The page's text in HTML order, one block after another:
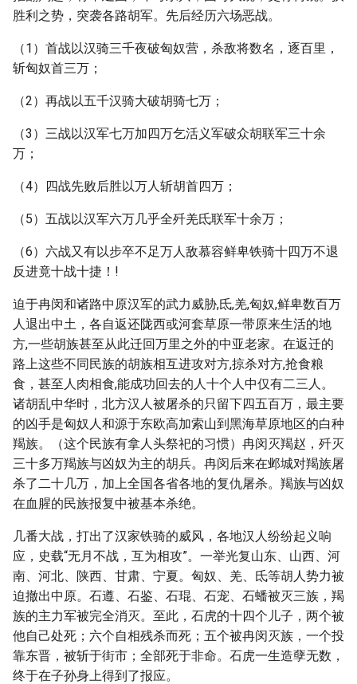
胜利之势，突袭各路胡军。先后经历六场恶战。
（1）首战以汉骑三千夜破匈奴营，杀敌将数名，逐百里，
斩匈奴首三万；
（2）再战以五千汉骑大破胡骑七万；
（3）三战以汉军七万加四万乞活义军破众胡联军三十余
万；
（4）四战先败后胜以万人斩胡首四万；
（5）五战以汉军六万几乎全歼羌氐联军十余万；
（6）六战又有以步卒不足万人敌慕容鲜卑铁骑十四万不退
反进竟十战十捷！!
迫于冉闵和诸路中原汉军的武力威胁,氐,羌,匈奴,鲜卑数百万
人退出中土，各自返还陇西或河套草原一带原来生活的地
方,一些胡族甚至从此迁回万里之外的中亚老家。在返迁的
路上这些不同民族的胡族相互进攻对方,掠杀对方,抢食粮
食，甚至人肉相食,能成功回去的人十个人中仅有二三人。
诸胡乱中华时，北方汉人被屠杀的只留下四五百万，最主要
的凶手是匈奴人和源于东欧高加索山到黑海草原地区的白种
羯族。（这个民族有拿人头祭祀的习惯）冉闵灭羯赵，歼灭
三十多万羯族与凶奴为主的胡兵。冉闵后来在邺城对羯族屠
杀了二十几万，加上全国各省各地的复仇屠杀。羯族与凶奴
在血腥的民族报复中被基本杀绝。
几番大战，打出了汉家铁骑的威风，各地汉人纷纷起义响
应，史载“无月不战，互为相攻”。一举光复山东、山西、河
南、河北、陕西、甘肃、宁夏。匈奴、羌、氐等胡人势力被
迫撤出中原。石遵、石鉴、石琨、石宠、石蟠被灭三族，羯
族的主力军被完全消灭。至此，石虎的十四个儿子，两个被
他自己处死；六个自相残杀而死；五个被冉闵灭族，一个投
靠东晋，被斩于街市；全部死于非命。石虎一生造孽无数，
终于在子孙身上得到了报应。